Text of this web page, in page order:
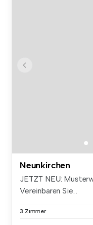
Neunkirchen
JETZT NEU:
Vereinbaren Sie...
3 Zimmer